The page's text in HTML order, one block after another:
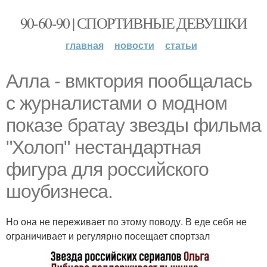
90-60-90 | СПОРТИВНЫЕ ДЕВУШКИ
главная новости статьи
Алла - вмктория пообщалась
с журналистами о модном
показе братау звезды фильма
"Холоп" нестандартная
фигура для российского
шоубизнеса.
Но она не переживает по этому поводу. В еде себя не
ограничивает и регулярно посещает спортзал